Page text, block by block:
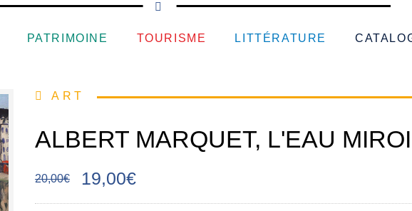
PATRIMOINE TOURISME LITTÉRATURE
ART
ALBERT MARQUET, L'EAU
20,00€ 19,00€